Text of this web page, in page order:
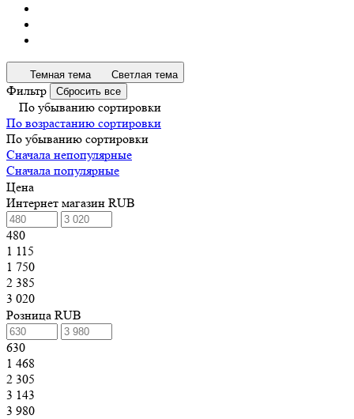
Темная тема Светлая тема
Фильтр Сбросить все
По убыванию сортировки
По возрастанию сортировки
По убыванию сортировки
Сначала непопулярные
Сначала популярные
Цена
Интернет магазин RUB
480
1 115
1 750
2 385
3 020
Розница RUB
630
1 468
2 305
3 143
3 980